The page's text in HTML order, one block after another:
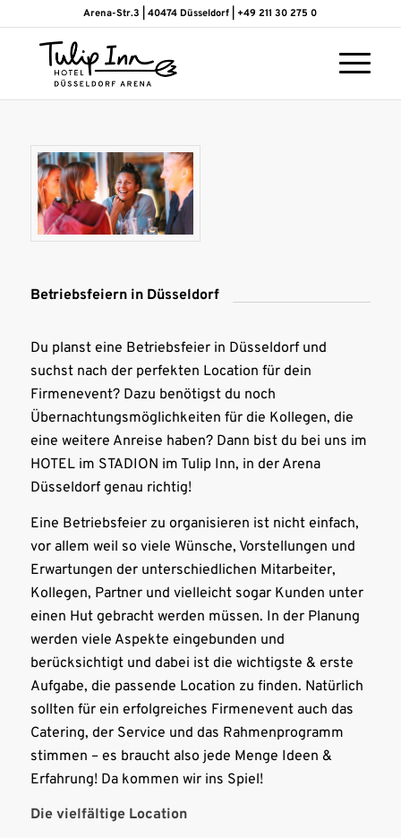
Arena-Str.3 | 40474 Düsseldorf | +49 211 30 275 0
Betriebsfeiern in Düsseldorf
Du planst eine Betriebsfeier in Düsseldorf und
suchst nach der perfekten Location für dein
Firmenevent? Dazu benötigst du noch
Übernachtungsmöglichkeiten für die Kollegen, die
eine weitere Anreise haben? Dann bist du bei uns im
HOTEL im STADION im Tulip Inn, in der Arena
Düsseldorf genau richtig!
Eine Betriebsfeier zu organisieren ist nicht einfach,
vor allem weil so viele Wünsche, Vorstellungen und
Erwartungen der unterschiedlichen Mitarbeiter,
Kollegen, Partner und vielleicht sogar Kunden unter
einen Hut gebracht werden müssen. In der Planung
werden viele Aspekte eingebunden und
berücksichtigt und dabei ist die wichtigste & erste
Aufgabe, die passende Location zu finden. Natürlich
sollten für ein erfolgreiches Firmenevent auch das
Catering, der Service und das Rahmenprogramm
stimmen – es braucht also jede Menge Ideen &
Erfahrung! Da kommen wir ins Spiel!
Die vielfältige Location